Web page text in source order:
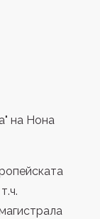
на Нона